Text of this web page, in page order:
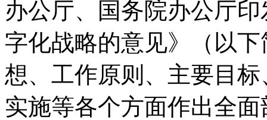
办公厅、国务院办公厅
字化战略的意见》（以
想、工作原则、主要目
实施等各个方面作出全